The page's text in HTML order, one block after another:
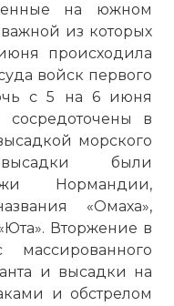
на южном
из которых
происходила
войск первого
с 5 на 6 июня
в
морского
были
Нормандии,
«Омаха»,
Вторжение в
и высадки на
и обстрелом